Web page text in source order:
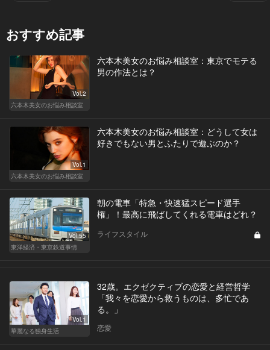
おすすめ記事
Vol.2
六本木美女のお悩み相談室
六本木美女のお悩み相談室：東京でモテる
男の作法とは？
Vol.1
六本木美女のお悩み相談室
六本木美女のお悩み相談室：どうして女は
好きでもない男とふたりで遊ぶのか？
Vol.55
東洋経済・東京鉄道事情
朝の電車「特急・快速猛スピード選手
権」！最高に飛ばしてくれる電車はどれ？
ライフスタイル
Vol.1
華麗なる独身生活
32歳。エクゼクティブの恋愛と経営哲学
「我々を恋愛から救うものは、多忙であ
る。」
恋愛